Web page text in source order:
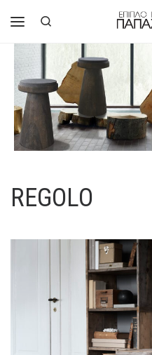
Μετάβαση στο περιεχόμενο
REGOLO